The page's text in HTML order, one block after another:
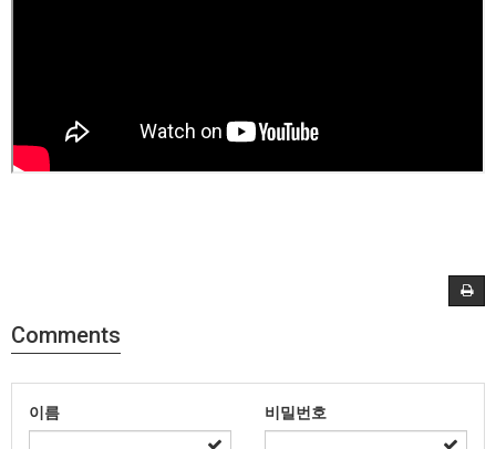
Comments
이름 비밀번호